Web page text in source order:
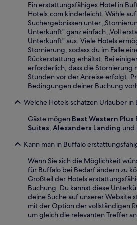
Ein erstattungsfähiges Hotel in
Hotels.com kinderleicht. Wähle
Suchergebnissen unter
Unterkunft" ganz einfach „Voll
Unterkunft" aus. Viele Hotels
Stornierung, sodass du im Falle
Rückerstattung erhältst. Bei
erforderlich, dass die Stornierung
Stunden vor der Anreise erfolgt.
Bedingungen deiner Buchung
Welche Hotels schätzen Urlauber in
Gäste mögen Best Western Plus
Suites, Alexanders Landing und
Kann man in Buffalo
Wenn Sie sich die Möglichkeit
für Buffalo bei Bedarf ändern zu
Großteil der Hotels
Buchung. Du kannst diese
deine Suche auf unserer Website
mit der Option der vollständigen
um gleich die relevanten Treffer